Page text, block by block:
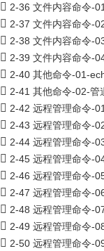
2-36 文件内容命令-
2-37 文件内容命令-
2-38 文件内容命令-
2-39 文件内容命令-
2-40 其他命令-01-
2-41 其他命令-02-管
2-42 远程管理命令-
2-43 远程管理命令-
2-44 远程管理命令-
2-45 远程管理命令-
2-46 远程管理命令-
2-47 远程管理命令-
2-48 远程管理命令-
2-49 远程管理命令-
2-50 远程管理命令-